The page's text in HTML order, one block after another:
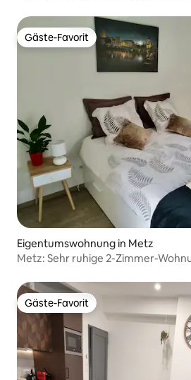
Gäste-Favorit
Gäste-Favorit
Eigentumswohnung in Metz
Metz: Sehr ruhige 2-Zimmer-
Gäste-Favorit
Gäste-Favorit